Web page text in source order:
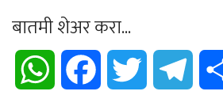
बातमी शेअर करा...
WhatsApp Facebook Twitter